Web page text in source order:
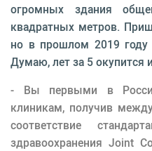
огромных здания
квадратных метров.
но в прошлом 2019
Думаю, лет за 5 окупится
- Вы первыми в
клиникам, получив
соответствие
здравоохранения Joint